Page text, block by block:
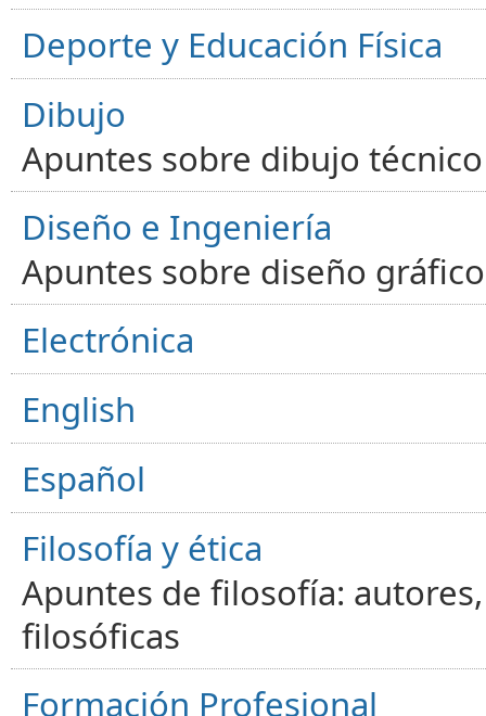
Deporte y Educación Física
Dibujo
Apuntes sobre dibujo
Diseño e Ingeniería
Apuntes sobre diseño
Electrónica
English
Español
Filosofía y ética
Apuntes de filosofía:
filosóficas
Formación Profesional